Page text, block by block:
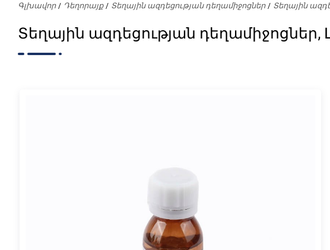
Գլխավոր Դեղորայք Տեղային ազդեցության դեղամիջոցներ Տեղային
Տեղային ազդեցության դեղամիջոցներ,